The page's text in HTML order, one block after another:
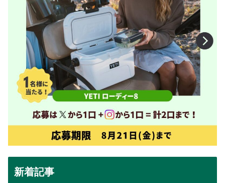
新着記事